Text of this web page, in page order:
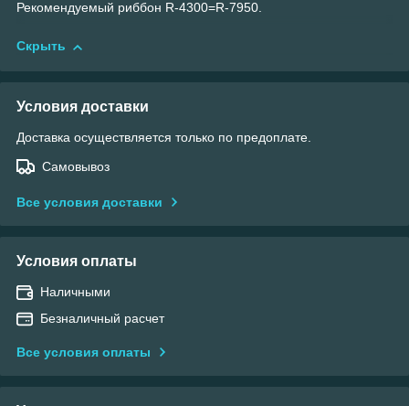
Рекомендуемый риббон R-4300=R-7950.
Скрыть
Условия доставки
Доставка осуществляется только по предоплате.
Самовывоз
Все условия доставки
Условия оплаты
Наличными
Безналичный расчет
Все условия оплаты